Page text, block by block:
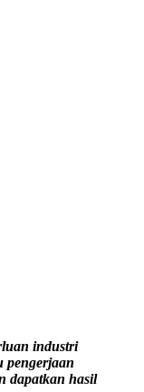
industri
pengerjaan
dapatkan hasil